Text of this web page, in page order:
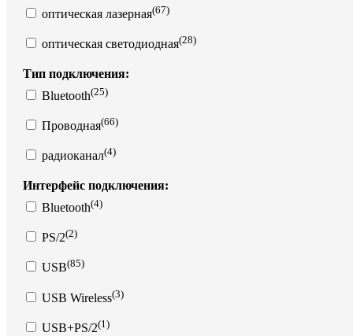
оптическая лазерная(67)
оптическая светодиодная(28)
Тип подключения:
Bluetooth(25)
Проводная(66)
радиоканал(4)
Интерфейс подключения:
Bluetooth(4)
PS/2(2)
USB(85)
USB Wireless(3)
USB+PS/2(1)